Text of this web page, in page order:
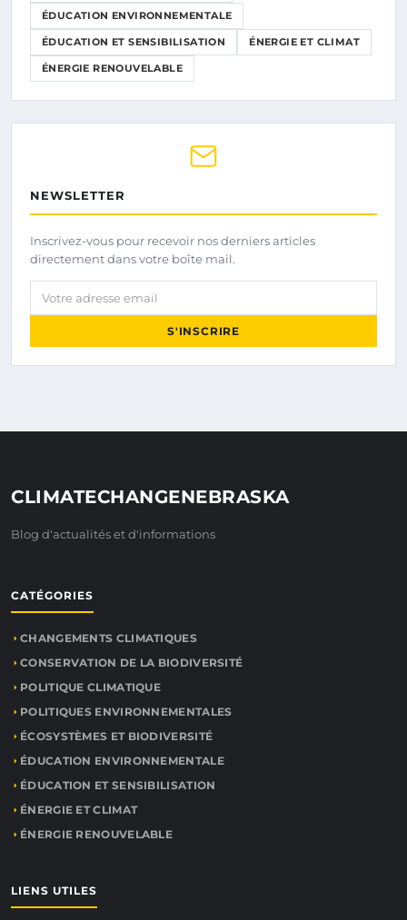
ÉDUCATION ENVIRONNEMENTALE
ÉDUCATION ET SENSIBILISATION ÉNERGIE ET CLIMAT
ÉNERGIE RENOUVELABLE
NEWSLETTER
Inscrivez-vous pour recevoir nos derniers articles
directement dans votre boîte mail.
Votre adresse email
S'INSCRIRE
CLIMATECHANGENEBRASKA
Blog d'actualités et d'informations
CATÉGORIES
CHANGEMENTS CLIMATIQUES
CONSERVATION DE LA BIODIVERSITÉ
POLITIQUE CLIMATIQUE
POLITIQUES ENVIRONNEMENTALES
ÉCOSYSTÈMES ET BIODIVERSITÉ
ÉDUCATION ENVIRONNEMENTALE
ÉDUCATION ET SENSIBILISATION
ÉNERGIE ET CLIMAT
ÉNERGIE RENOUVELABLE
LIENS UTILES